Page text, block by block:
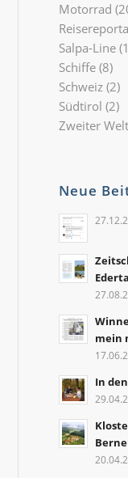
Motorrad
Salpa-Line
Schiffe (8)
Schweiz (2)
Südtirol (2)
Zweiter
Neue
mein
In